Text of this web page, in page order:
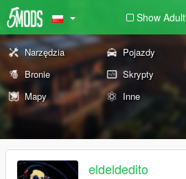
Show Adult
Narzędzia Pojazdy
Bronie
Skrypty
Mapy
Inne
eldeldedito